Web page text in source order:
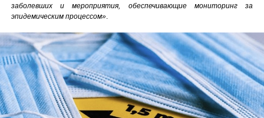
заболевших и мероприятия, обеспечивающие мониторинг за
эпидемическим процессом»